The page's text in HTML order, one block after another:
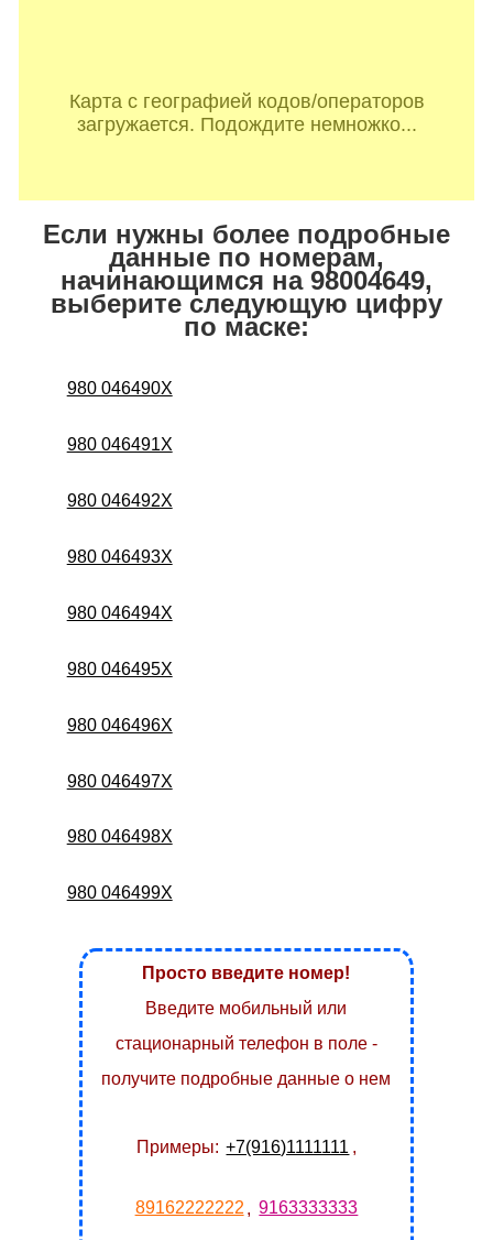
Карта с географией кодов/операторов
загружается. Подождите немножко...
Если нужны более подробные
данные по номерам,
начинающимся на 98004649,
выберите следующую цифру
по маске:
980 046490X
980 046491X
980 046492X
980 046493X
980 046494X
980 046495X
980 046496X
980 046497X
980 046498X
980 046499X
Просто введите номер!
Введите мобильный или
стационарный телефон в поле -
получите подробные данные о нем
Примеры: +7(916)1111111 ,
89162222222 9163333333